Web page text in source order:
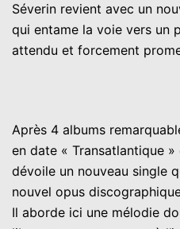
Séverin revient avec un
qui entame la voie vers un
attendu et forcement
Après 4 albums
en date « Transatlantique »
dévoile un nouveau single
nouvel opus
Il aborde ici une mélodie